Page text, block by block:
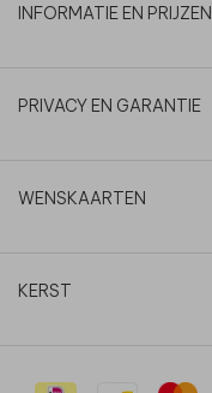
INFORMATIE EN PRIJZEN
PRIVACY EN GARANTIE
WENSKAARTEN
KERST